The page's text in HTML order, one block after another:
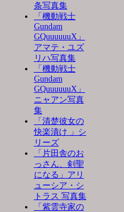
条写真集
「機動戦士
Gundam
GQuuuuuuX」
アマテ・ユズ
リハ写真集
「機動戦士
Gundam
GQuuuuuuX」
ニャアン写真
集
「清楚彼女の
快楽漬け 」シ
リーズ
「片田舎のお
っさん、剣聖
になる」アリ
ューシア・シ
トラス 写真集
「紫雲寺家の